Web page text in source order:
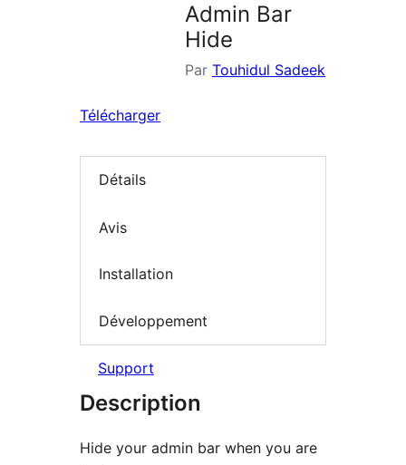
Admin Bar
Hide
Par Touhidul Sadeek
Télécharger
Détails
Avis
Installation
Développement
Support
Description
Hide your admin bar when you are